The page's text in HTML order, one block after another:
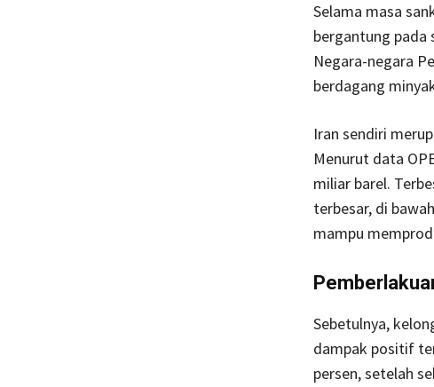
Selama masa
bergantung pada
Negara-negara
berdagang
Iran sendiri
Menurut data
miliar barel.
terbesar, di
mampu
Sebetulnya,
dampak positif
persen, setelah